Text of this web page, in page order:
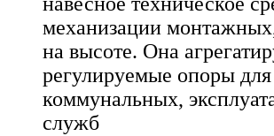
механизации
на высоте. Она
регулируемые опоры
коммунальных,
служб